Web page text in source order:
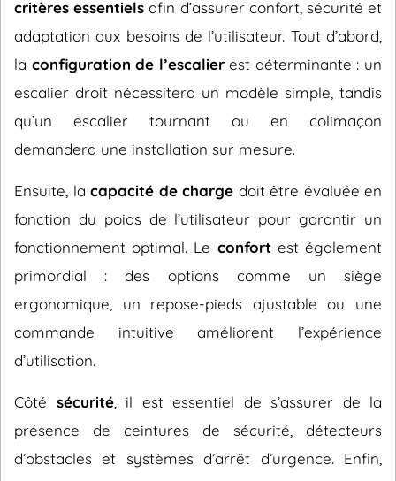
critères essentiels afin d’assurer confort, sécurité et
adaptation aux besoins de l’utilisateur. Tout d’abord,
la configuration de l’escalierest déterminante : un
escalier droit nécessitera un modèle simple, tandis
qu’un escalier tournant ou en colimaçon
demandera une installation sur mesure.
Ensuite, la capacité de charge doit être évaluée en
fonction du poids de l’utilisateur pour garantir un
fonctionnement optimal. Le confort est également
primordial : des options comme un siège
ergonomique, un repose-pieds ajustable ou une
commande intuitive améliorent l’expérience
d’utilisation.
Côté sécurité, il est essentiel de s’assurer de la
présence de ceintures de sécurité, détecteurs
d’obstacles et systèmes d’arrêt d’urgence. Enfin,